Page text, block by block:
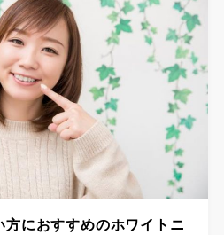
におすすめのホワイトニ